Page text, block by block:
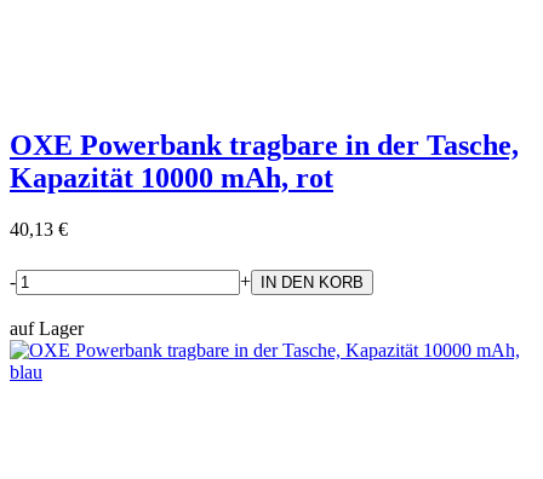
OXE Powerbank tragbare in der Tasche,
Kapazität 10000 mAh, rot
40,13 €
- +
auf Lager